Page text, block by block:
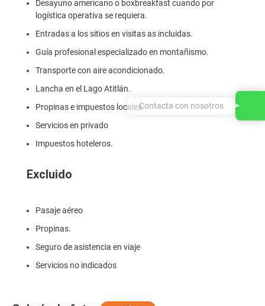
Desayuno americano o boxbreakfast cuando por
logística operativa se requiera.
Entradas a los sitios en visitas as incluidas.
Guía profesional especializado en montañismo.
Transporte con aire acondicionado.
Lancha en el Lago Atitlán.
Propinas e impuestos locales.
Servicios en privado
Impuestos hoteleros.
Excluido
Pasaje aéreo
Propinas.
Seguro de asistencia en viaje
Servicios no indicados
Contacta con nosotros